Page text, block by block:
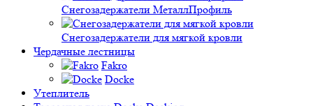
Снегозадержатели МеталлПрофиль
Снегозадержатели для мягкой кровли
Чердачные лестницы
Fakro
Docke
Утеплитель